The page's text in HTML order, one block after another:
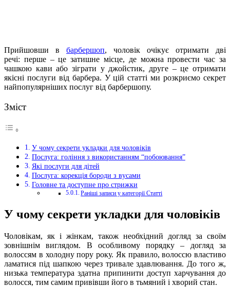
Прийшовши в барбершоп, чоловік очікує отримати дві
речі: перше – це затишне місце, де можна провести час за
чашкою кави або зіграти у джойстик, друге – це отримати
якісні послуги від барбера. У цій статті ми розкриємо секрет
найпопулярніших послуг від барбершопу.
Зміст
У чому секрети укладки для чоловіків
Послуга: гоління з використанням “побоювання”
Які послуги для дітей
Послуга: корекція бороди з вусами
Головне та доступне про стрижки
Раніші записи у категорії Статті
У чому секрети укладки для чоловіків
Чоловікам, як і жінкам, також необхідний догляд за своїм
зовнішнім виглядом. В особливому порядку – догляд за
волоссям в холодну пору року. Як правило, волоссю властиво
ламатися під шапкою через тривале здавлювання. До того ж,
низька температура здатна припинити доступ харчування до
волосся, тим самим привівши його в тьмяний і хворий стан.